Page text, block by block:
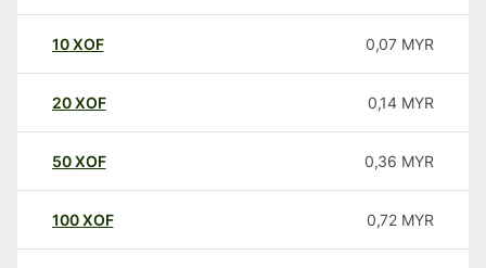
10XOF 0,07 MYR
20XOF 0,14 MYR
50XOF 0,36 MYR
100XOF 0,72 MYR